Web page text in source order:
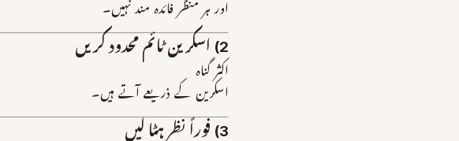
اور ہر منظر فائدہ مند نہیں۔
2) اسکرین ٹائم محدود کریں
اکثر گناہ
اسکرین کے ذریعے آتے ہیں۔
3) فوراً نظر ہٹا لیں